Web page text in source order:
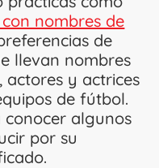
nombres de
de
llevan nombres
actores y actrices
de fútbol.
conocer algunos
por su